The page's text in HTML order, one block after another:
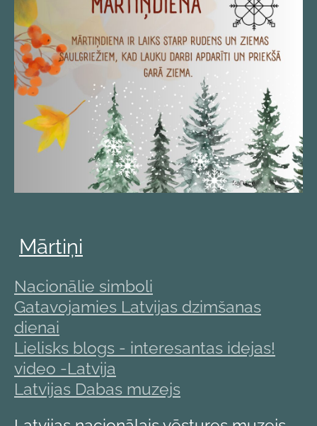
Mārtiņi
Nacionālie simboli
Gatavojamies Latvijas dzimšanas
dienai
Lielisks blogs - interesantas idejas!
video -Latvija
Latvijas Dabas muzejs